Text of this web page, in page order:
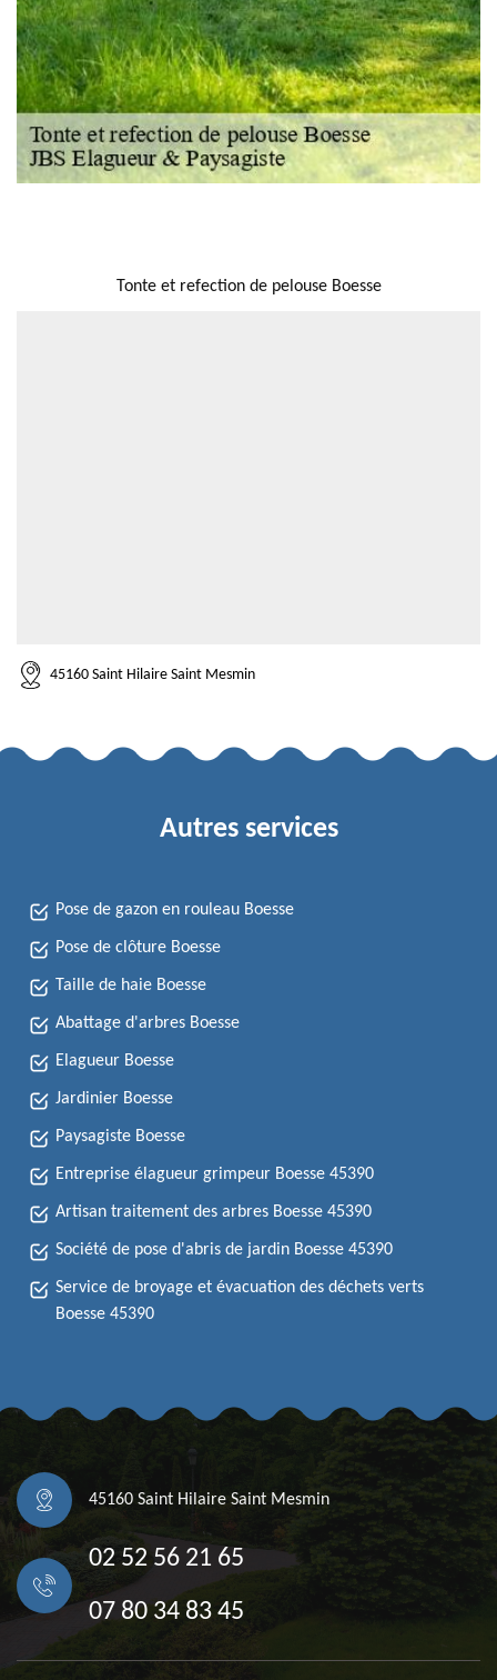
Tonte et refection de pelouse Boesse
45160 Saint Hilaire Saint Mesmin
Autres services
Pose de gazon en rouleau Boesse
Pose de clôture Boesse
Taille de haie Boesse
Abattage d'arbres Boesse
Elagueur Boesse
Jardinier Boesse
Paysagiste Boesse
Entreprise élagueur grimpeur Boesse 45390
Artisan traitement des arbres Boesse 45390
Société de pose d'abris de jardin Boesse 45390
Service de broyage et évacuation des déchets verts
Boesse 45390
45160 Saint Hilaire Saint Mesmin
02 52 56 21 65
07 80 34 83 45